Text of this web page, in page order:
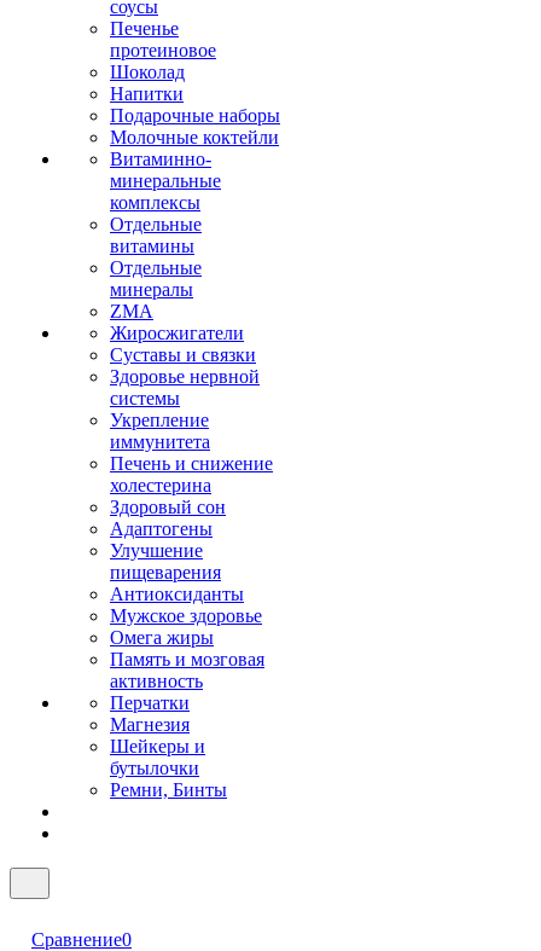
соусы
Печенье
протеиновое
Шоколад
Напитки
Подарочные наборы
Молочные коктейли
Витаминно-
минеральные
комплексы
Отдельные
витамины
Отдельные
минералы
ZMA
Жиросжигатели
Суставы и связки
Здоровье нервной
системы
Укрепление
иммунитета
Печень и снижение
холестерина
Здоровый сон
Адаптогены
Улучшение
пищеварения
Антиоксиданты
Мужское здоровье
Омега жиры
Память и мозговая
активность
Перчатки
Магнезия
Шейкеры и
бутылочки
Ремни, Бинты
Сравнение0